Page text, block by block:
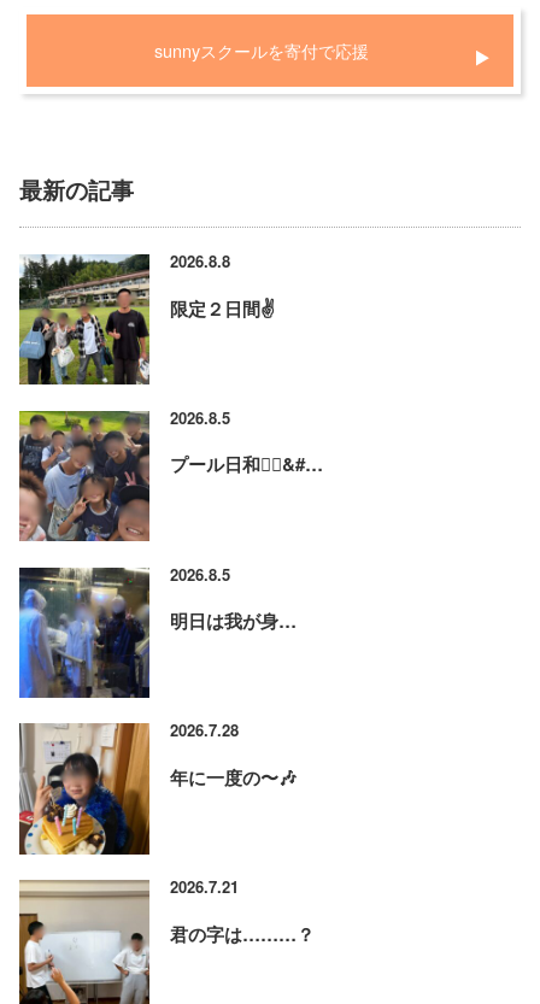
sunnyスクールを寄付で応援
最新の記事
2026.8.8
限定２日間✌️
2026.8.5
プール日和🏊‍♂&#…
2026.8.5
明日は我が身…
2026.7.28
年に一度の〜🎶
2026.7.21
君の字は………？